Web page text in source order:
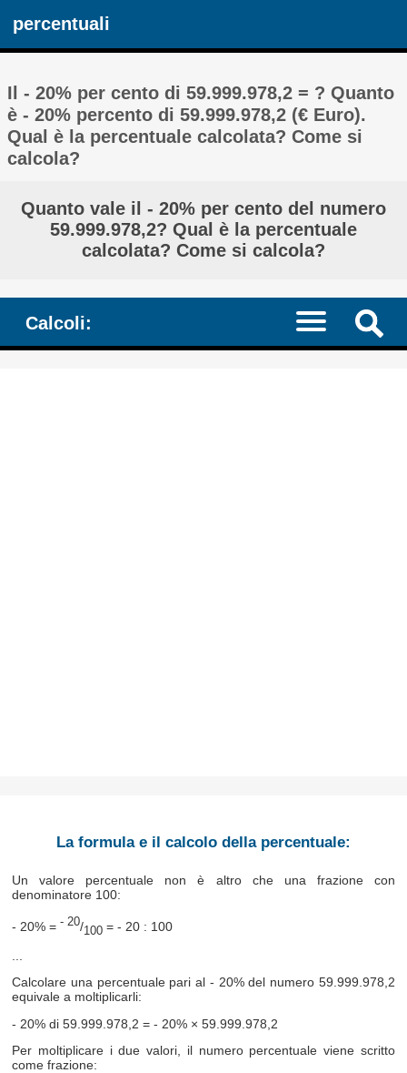
percentuali
Il - 20% per cento di 59.999.978,2 = ? Quanto
è - 20% percento di 59.999.978,2 (€ Euro).
Qual è la percentuale calcolata? Come si
calcola?
Quanto vale il - 20% per cento del numero
59.999.978,2? Qual è la percentuale
calcolata? Come si calcola?
Calcoli:
La formula e il calcolo della percentuale:
Un valore percentuale non è altro che una frazione con
denominatore 100:
- 20% =- 20/100 = - 20 : 100
...
Calcolare una percentuale pari al - 20% del numero 59.999.978,2
equivale a moltiplicarli:
- 20% di 59.999.978,2 = - 20% × 59.999.978,2
Per moltiplicare i due valori, il numero percentuale viene scritto
come frazione: